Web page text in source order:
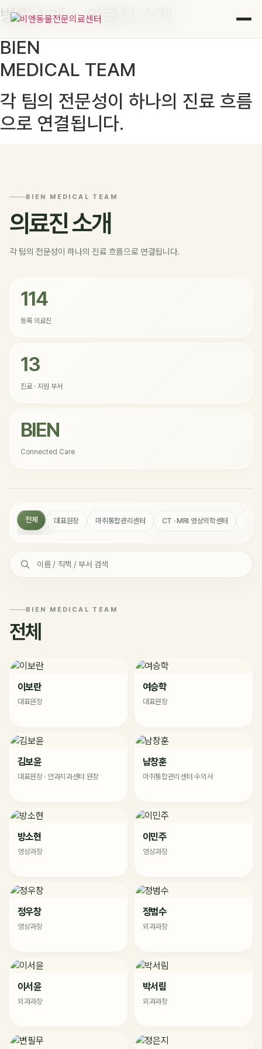
콘
츠
로
건
뛰
병원소개 > 의료진 소개
BIEN
MEDICAL TEAM
각 팀의 전문성이 하나의 진료 흐름
으로 연결됩니다.
BIEN MEDICAL TEAM
의료진 소개
각 팀의 전문성이 하나의 진료 흐름으로 연결됩니다.
114
등록 의료진
13
진료 · 지원 부서
BIEN
Connected Care
전체 대표원장 마취통합관리센터 CT · MRI 영상의학센터 수술
BIEN MEDICAL TEAM
전체
이보란
대표원장
여승학
대표원장
김보윤
대표원장 · 안과치과센터 원장
남창훈
마취통합관리센터 수의사
방소현
영상과장
이민주
영상과장
정우창
영상과장
정범수
외과과장
이서윤
외과과장
박서림
외과과장